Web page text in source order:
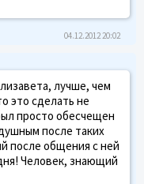
04.12.2012 20:02
лучше, чем
это сделать не
просто обесчещен
после таких
после общения с ней
Человек, знающий